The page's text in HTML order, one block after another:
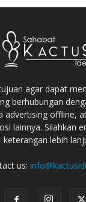
agar dapat
berhubungan
advertising offline,
lainnya. Silahkan
keterangan lebih
us: